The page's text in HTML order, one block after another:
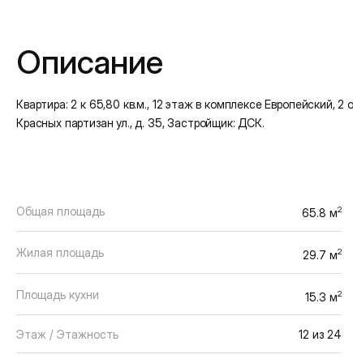
Описание
Квартира: 2 к 65,80 кв.м., 12 этаж в комплексе Европейский,
Красных партизан ул., д. 35, Застройщик: ДСК.
Общая площадь 65.8 м2
Жилая площадь 29.7 м2
Площадь кухни 15.3 м2
Этаж / Этажность 12 из 24